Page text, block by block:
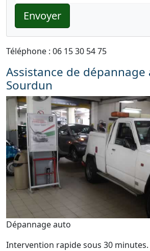
Envoyer
Téléphone : 06 15 30 54 75
Assistance de
Sourdun
Dépannage auto
Intervention rapide sous 30 minutes.